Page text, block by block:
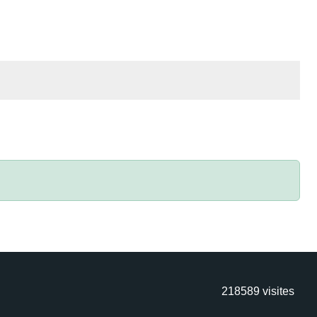
218589 visites